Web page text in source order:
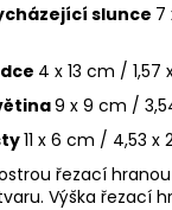
slunce 7
4 x 13 cm / 1,57
9 x 9 cm /
11 x 6 cm / 4,53 x
řezací
Výška řezací